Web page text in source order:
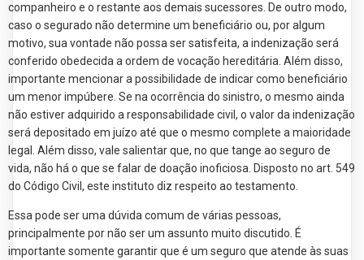
companheiro e o restante aos demais sucessores. De outro modo,
caso o segurado não determine um beneficiário ou, por algum
motivo, sua vontade não possa ser satisfeita, a indenização será
conferido obedecida a ordem de vocação hereditária. Além disso,
importante mencionar a possibilidade de indicar como beneficiário
um menor impúbere. Se na ocorrência do sinistro, o mesmo ainda
não estiver adquirido a responsabilidade civil, o valor da indenização
será depositado em juízo até que o mesmo complete a maioridade
legal. Além disso, vale salientar que, no que tange ao seguro de
vida, não há o que se falar de doação inoficiosa. Disposto no art. 549
do Código Civil, este instituto diz respeito ao testamento.
Essa pode ser uma dúvida comum de várias pessoas,
principalmente por não ser um assunto muito discutido. É
importante somente garantir que é um seguro que atende às suas